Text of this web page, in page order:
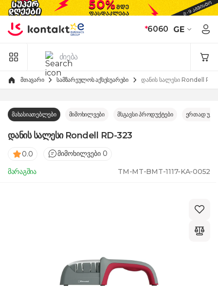
Skip to Content
*6060 GE
მთავარი სამზარეულოს აქსესუარები დანის სალესი Rondell
მახასიათებლები მიმოხილვები მსგავსი პროდუქტები ერთად
დანის სალესი Rondell RD-323
0.0 მიმოხილვები 0
მარაგშია TM-MT-BMT-1117-KA-0052